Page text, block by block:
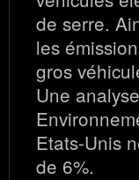
de serre.
les
gros
Une
Etats-Unis
de 6%.